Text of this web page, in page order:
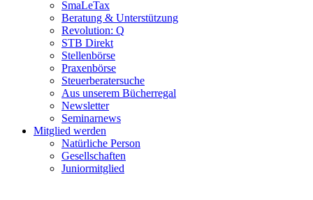
SmaLeTax
Beratung & Unterstützung
Revolution: Q
STB Direkt
Stellenbörse
Praxenbörse
Steuerberatersuche
Aus unserem Bücherregal
Newsletter
Seminarnews
Mitglied werden
Natürliche Person
Gesellschaften
Juniormitglied